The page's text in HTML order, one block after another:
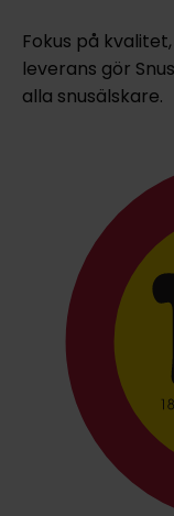
Fokus på
leverans gör
alla snusälskare.